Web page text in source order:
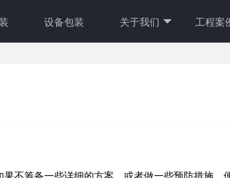
设备包装 关于我们 工程案
不筹备一些详细的方案，或者做一些预防措施